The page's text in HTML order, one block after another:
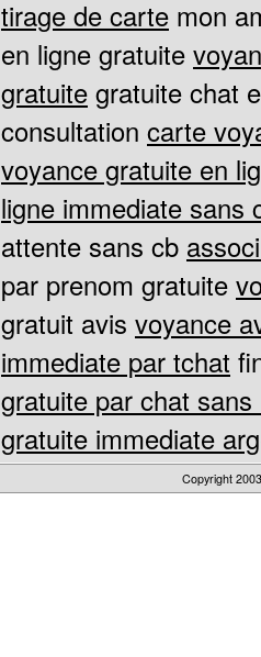
tirage de carte mon
en ligne gratuite
gratuite gratuite chat
consultation carte
voyance gratuite en
ligne immediate sans
attente sans cb
par prenom gratuite
gratuit avis voyance
immediate par tchat
gratuite par chat
gratuite immediate
Copyright